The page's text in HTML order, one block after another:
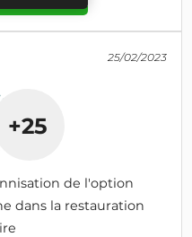
25/02/2023
+25
de l'option
dans la restauration